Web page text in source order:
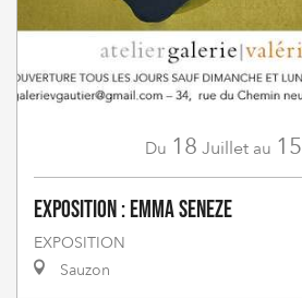
Du 18 Juillet au 15
Exposition : Emma Seneze
EXPOSITION
Sauzon